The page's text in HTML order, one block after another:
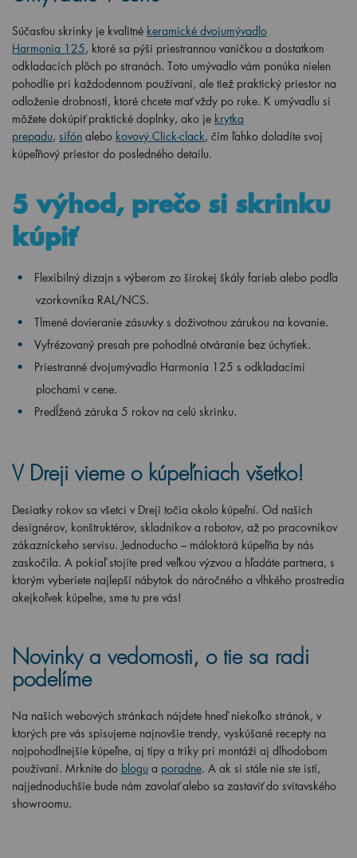
Súčasťou skrinky je kvalitné keramické dvojumývadlo
Harmonia 125, ktoré sa pýši priestrannou vaničkou a dostatkom
odkladacích plôch po stranách. Toto umývadlo vám ponúka nielen
pohodlie pri každodennom používaní, ale tiež praktický priestor na
odloženie drobností, ktoré chcete mať vždy po ruke. K umývadlu si
môžete dokúpiť praktické doplnky, ako je krytka
prepadu, sifón alebo kovový Click-clack, čím ľahko doladíte svoj
kúpeľňový priestor do posledného detailu.
5 výhod, prečo si skrinku
kúpiť
Flexibilný dizajn s výberom zo širokej škály farieb alebo podľa
vzorkovníka RAL/NCS.
Tlmené dovieranie zásuvky s doživotnou zárukou na kovanie.
Vyfrézovaný presah pre pohodlné otváranie bez úchytiek.
Priestranné dvojumývadlo Harmonia 125 s odkladacími
plochami v cene.
Predĺžená záruka 5 rokov na celú skrinku.
V Dreji vieme o kúpeľniach všetko!
Desiatky rokov sa všetci v Dreji točia okolo kúpeľní. Od našich
designérov, konštruktérov, skladníkov a robotov, až po pracovníkov
zákazníckeho servisu. Jednoducho – máloktorá kúpeľňa by nás
zaskočila. A pokiaľ stojíte pred veľkou výzvou a hľadáte partnera, s
ktorým vyberiete najlepší nábytok do náročného a vlhkého prostredia
akejkoľvek kúpeľne, sme tu pre vás!
Novinky a vedomosti, o tie sa radi
podelíme
Na našich webových stránkach nájdete hneď niekoľko stránok, v
ktorých pre vás spisujeme najnovšie trendy, vyskúšané recepty na
najpohodlnejšie kúpeľne, aj tipy a triky pri montáži aj dlhodobom
používaní. Mrknite do blogu a poradne. A ak si stále nie ste istí,
najjednoduchšie bude nám zavolať alebo sa zastaviť do svitavského
showroomu.